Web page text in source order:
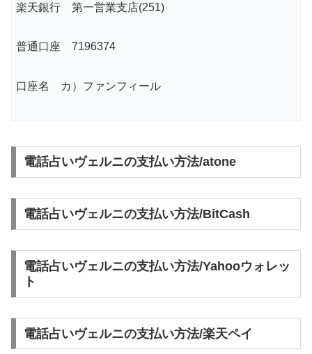
楽天銀行 第一営業支店(251)
普通口座 7196374
口座名 カ）ファンフィール
電話占いヴェルニの支払い方法/atone
電話占いヴェルニの支払い方法/BitCash
電話占いヴェルニの支払い方法/Yahooウォレッ
ト
電話占いヴェルニの支払い方法/楽天ペイ